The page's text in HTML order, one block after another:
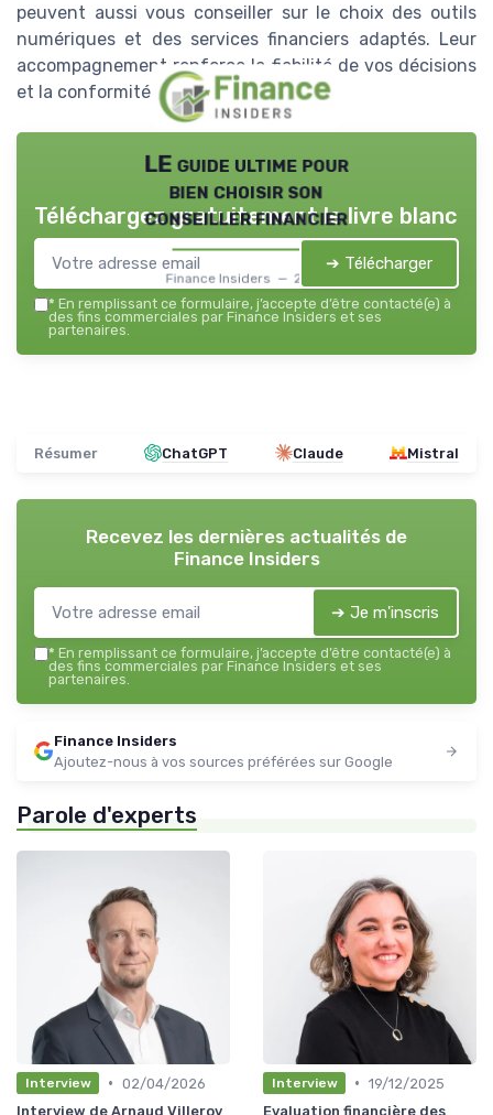
peuvent aussi vous conseiller sur le choix des outils
numériques et des services financiers adaptés. Leur
accompagnement renforce la fiabilité de vos décisions
et la conformité de votre gestion.
LE guide ultime pour
bien choisir son
conseiller financier
Finance Insiders — 2026
Téléchargez gratuitement le livre blanc
➔ Télécharger
* En remplissant ce formulaire, j’accepte d’être contacté(e) à
des fins commerciales par Finance Insiders et ses
partenaires.
Résumer ChatGPT Claude Mistral
Recevez les dernières actualités de
Finance Insiders
➔ Je m'inscris
* En remplissant ce formulaire, j’accepte d’être contacté(e) à
des fins commerciales par Finance Insiders et ses
partenaires.
Finance Insiders
Ajoutez-nous à vos sources préférées sur Google
Parole d'experts
Interview • 02/04/2026
Interview de Arnaud Villeroy
Interview • 19/12/2025
Evaluation financière des